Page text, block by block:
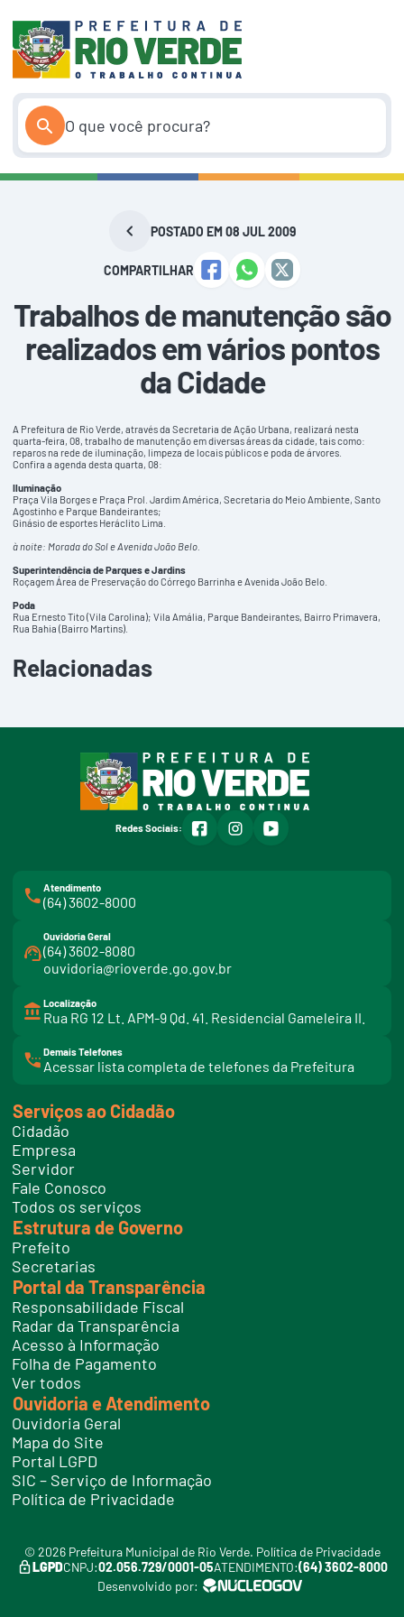
conteúdo
POSTADO EM 08 JUL 2009
COMPARTILHAR
Trabalhos de manutenção são
realizados em vários pontos
da Cidade
A Prefeitura de Rio Verde, através da Secretaria de Ação Urbana, realizará nesta
quarta-feira, 08, trabalho de manutenção em diversas áreas da cidade, tais como:
reparos na rede de iluminação, limpeza de locais públicos e poda de árvores.
Confira a agenda desta quarta, 08:
Iluminação
Praça Vila Borges e Praça Prol. Jardim América, Secretaria do Meio Ambiente, Santo
Agostinho e Parque Bandeirantes;
Ginásio de esportes Heráclito Lima.
à noite: Morada do Sol e Avenida João Belo.
Superintendência de Parques e Jardins
Roçagem Área de Preservação do Córrego Barrinha e Avenida João Belo.
Poda
Rua Ernesto Tito (Vila Carolina); Vila Amália, Parque Bandeirantes, Bairro Primavera,
Rua Bahia (Bairro Martins).
Relacionadas
Redes Sociais: facebookinstagramyoutube
Atendimento
(64) 3602-8000
Ouvidoria Geral
(64) 3602-8080
ouvidoria@rioverde.go.gov.br
Localização
Rua RG 12 Lt. APM-9 Qd. 41. Residencial Gameleira II.
Demais Telefones
Acessar lista completa de telefones da Prefeitura
i
t
e
l
f
o
e
s
Serviços ao Cidadão
Cidadão
Empresa
Servidor
Fale Conosco
Todos os serviços
Estrutura de Governo
Prefeito
Secretarias
Portal da Transparência
Responsabilidade Fiscal
Radar da Transparência
Acesso à Informação
Folha de Pagamento
Ver todos
Ouvidoria e Atendimento
Ouvidoria Geral
Mapa do Site
Portal LGPD
SIC – Serviço de Informação
Política de Privacidade
© 2026 Prefeitura Municipal de Rio Verde. Política de Privacidade
LGPDCNPJ:02.056.729/0001-05ATENDIMENTO:(64) 3602-8000
Desenvolvido por: